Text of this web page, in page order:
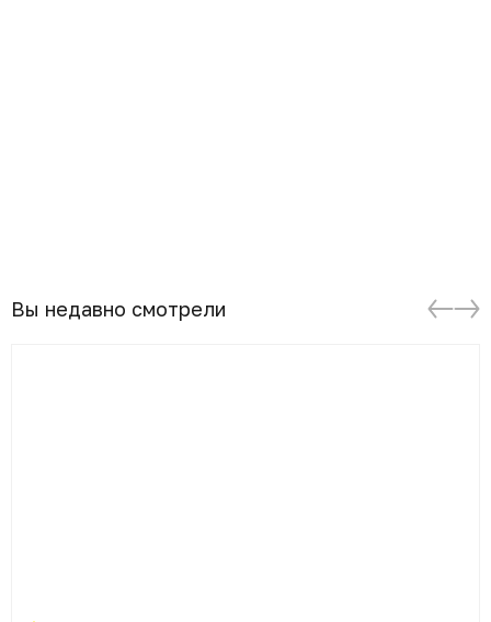
Вы недавно смотрели